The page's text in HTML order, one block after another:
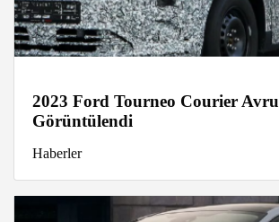
2023 Ford Tourneo Courier
Görüntülendi
Haberler